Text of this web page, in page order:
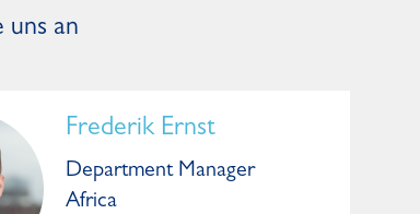
uns an
Frederik Ernst
Department Manager
Africa